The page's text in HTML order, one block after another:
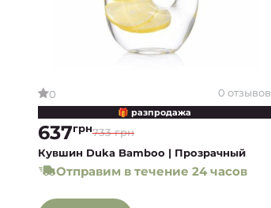
0 0 отзывов
🎁 разпродажа
733 грн
637грн
Кувшин Duka Bamboo | Прозрачный
Отправим в течение 24 часов